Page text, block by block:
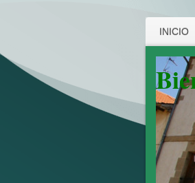
INICIO